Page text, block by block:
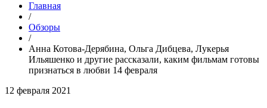
Главная
/
Обзоры
/
Анна Котова-Дерябина, Ольга Дибцева, Лукерья
Ильяшенко и другие рассказали, каким фильмам готовы
признаться в любви 14 февраля
12 февраля 2021